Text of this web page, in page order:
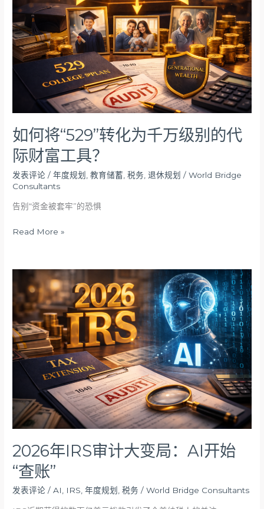
如何将“529”转化为千万级别的代
际财富工具？
发表评论 /年度规划 ,教育储蓄 ,税务 ,退休规划 /World Bridge
Consultants
告别“资金被套牢”的恐惧
转
化
为
千
万
级
代
际
财
富
具？
Read More »
2026年IRS审计大变局：AI开始
“查账”
发表评论 /AI, IRS,年度规划 ,税务 /World Bridge Consultants
IRS
审
计
大
变
局：
始
“查
账”